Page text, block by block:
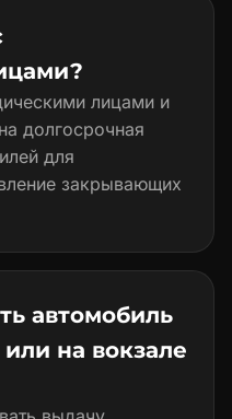
лицами и
долгосрочная
для
закрывающих
автомобиль
на вокзале